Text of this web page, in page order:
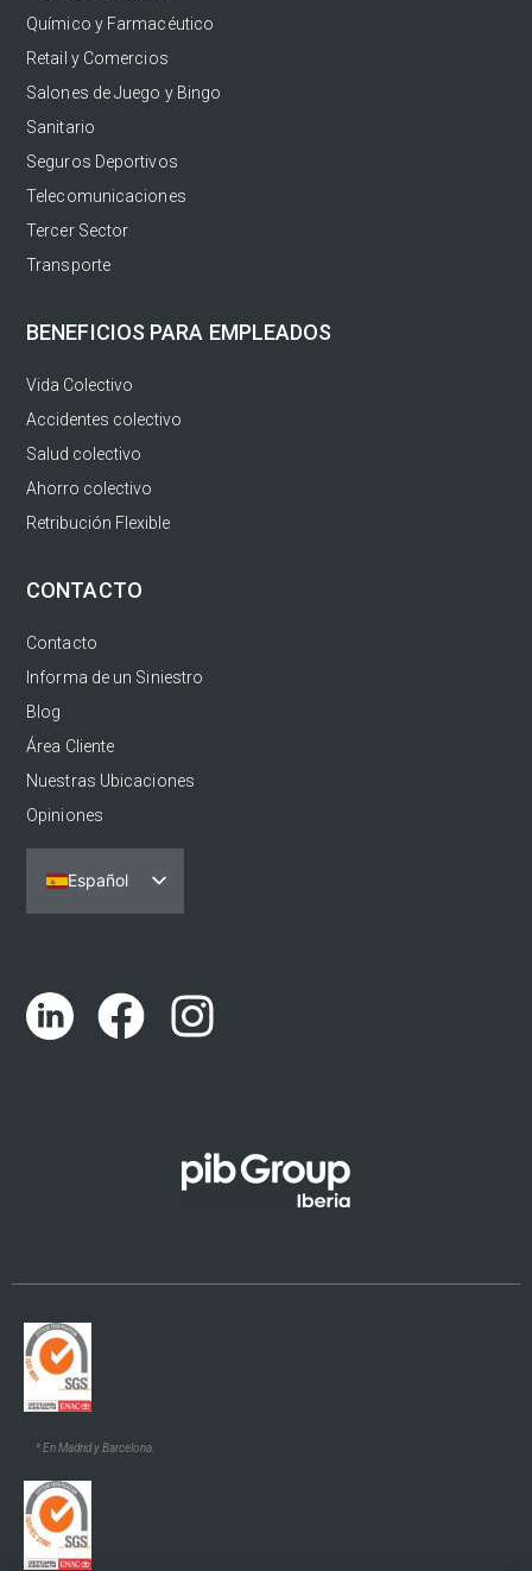
Químico y Farmacéutico
Retail y Comercios
Salones de Juego y Bingo
Sanitario
Seguros Deportivos
Telecomunicaciones
Tercer Sector
Transporte
BENEFICIOS PARA EMPLEADOS
Vida Colectivo
Accidentes colectivo
Salud colectivo
Ahorro colectivo
Retribución Flexible
CONTACTO
Contacto
Informa de un Siniestro
Blog
Área Cliente
Nuestras Ubicaciones
Opiniones
Español
Português
Català
Euskara
* En Madrid y Barcelona.